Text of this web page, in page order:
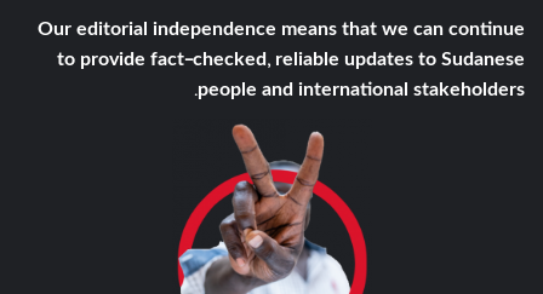
Our editorial independence means that we can continue
to provide fact-checked, reliable updates to Sudanese
people and international stakeholders.